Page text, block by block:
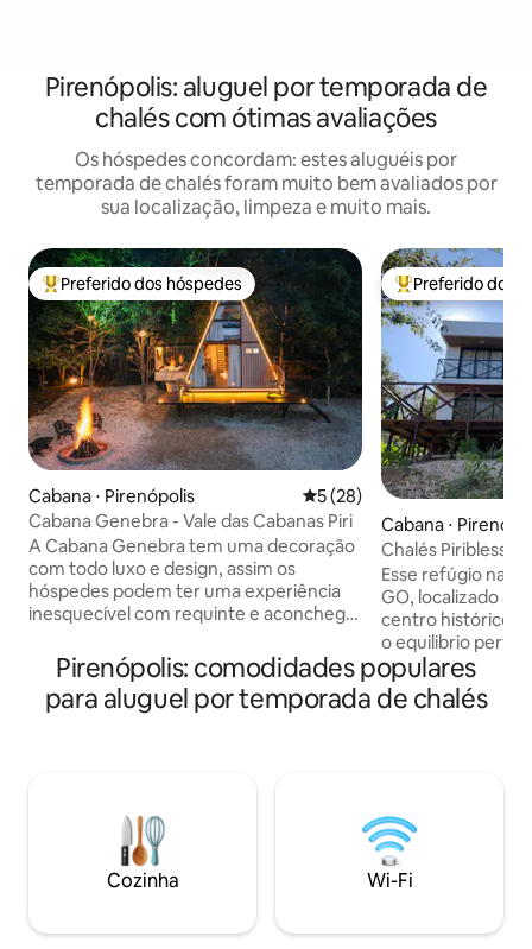
Pirenópolis: aluguel por temporada de
chalés com ótimas avaliações
Os hóspedes concordam: estes aluguéis por
temporada de chalés foram muito bem avaliados por
sua localização, limpeza e muito mais.
Entre os melhores preferidos dos hóspedes
Preferido dos hóspedes
Cabana ⋅ Pirenópolis 5 de uma avaliação média
5 (28)
Cabana Genebra - Vale das Cabanas Piri
A Cabana Genebra tem uma decoração
com todo luxo e design, assim os
hóspedes podem ter uma experiência
inesquecível com requinte e aconchego.
Situada na zona rural 2 km em meio da
cidade tendo só meio km de estrada de
chão. Dispõe de uma cama de casal no
hidromassagem com
cromoterapia/servimos café da manhã.
Entre os
Preferido dos
Cabana ⋅
Chalés Piribless -
Esse refúgio na
GO, localizado a
centro histórico,
o equilibrio
lazer e
projetado para
experiência
momento
em família, ideal
inesquecíveis
Pirenópolis: comodidades populares
para aluguel por temporada de chalés
Cozinha Wi-Fi